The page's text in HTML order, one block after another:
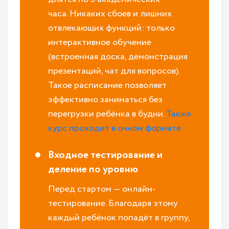
часа. Никаких сбоев и лишних
отвлекающих функций: только
интерактивное обучение
(встроенная доска, демонстрация
презентаций, чат для вопросов).
Такое расписание позволяет
эффективно заниматься без
перегрузки ребёнка в будни.Также
курс проходит в очном формате
Входное тестирование и
деление по уровню
Перед стартом — онлайн-
тестирование. Благодаря этому
каждый ребёнок попадёт в группу,